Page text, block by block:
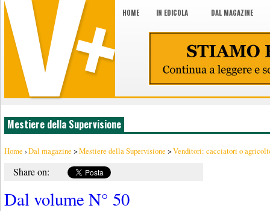
HOME IN EDICOLA DAL MAGAZINE
Mestiere della Supervisione
Home ›Dal magazine >Mestiere della Supervisione >Venditori: cacciatori o
Share on:
Dal volume N° 50